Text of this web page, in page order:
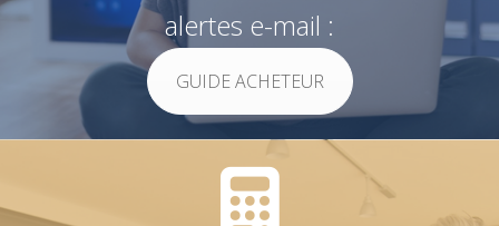
alertes e-mail :
GUIDE ACHETEUR